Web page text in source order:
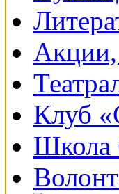
Клуб
Школа